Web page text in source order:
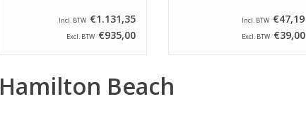
Incl. BTW €1.131,35
Excl. BTW €935,00
Incl. BTW €47,19
Excl. BTW €39,00
Hamilton Beach